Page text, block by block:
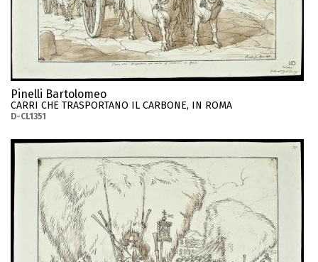
Pinelli Bartolomeo
CARRI CHE TRASPORTANO IL CARBONE, IN ROMA
D-CL1351